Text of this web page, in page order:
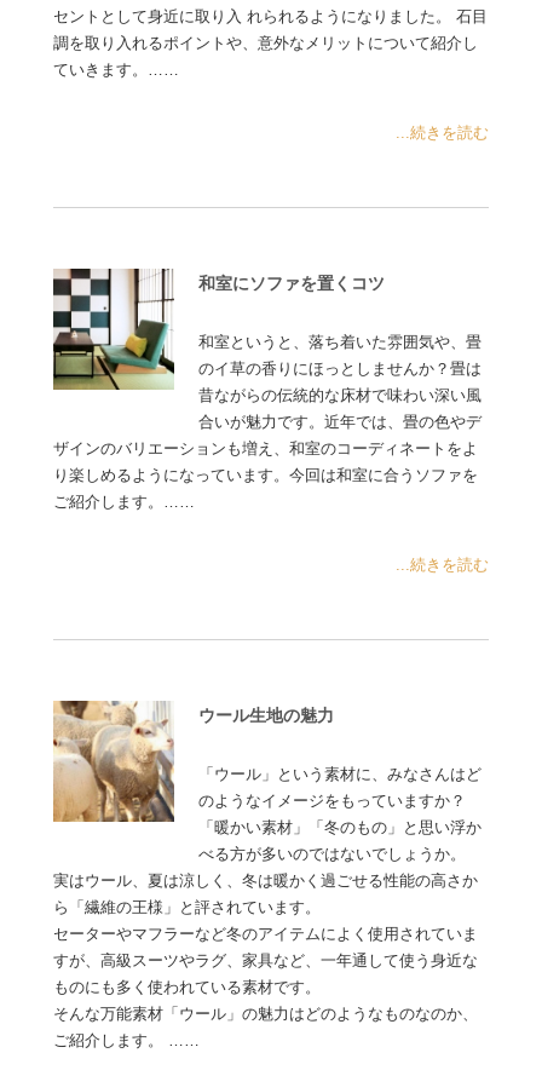
セントとして身近に取り入 れられるようになりました。 石目
調を取り入れるポイントや、意外なメリットについて紹介し
ていきます。……
...続きを読む
和室にソファを置くコツ
和室というと、落ち着いた雰囲気や、畳
のイ草の香りにほっとしませんか？畳は
昔ながらの伝統的な床材で味わい深い風
合いが魅力です。近年では、畳の色やデ
ザインのバリエーションも増え、和室のコーディネートをよ
り楽しめるようになっています。今回は和室に合うソファを
ご紹介します。……
...続きを読む
ウール生地の魅力
「ウール」という素材に、みなさんはど
のようなイメージをもっていますか？
「暖かい素材」「冬のもの」と思い浮か
べる方が多いのではないでしょうか。
実はウール、夏は涼しく、冬は暖かく過ごせる性能の高さか
ら「繊維の王様」と評されています。
セーターやマフラーなど冬のアイテムによく使用されていま
すが、高級スーツやラグ、家具など、一年通して使う身近な
ものにも多く使われている素材です。
そんな万能素材「ウール」の魅力はどのようなものなのか、
ご紹介します。 ……